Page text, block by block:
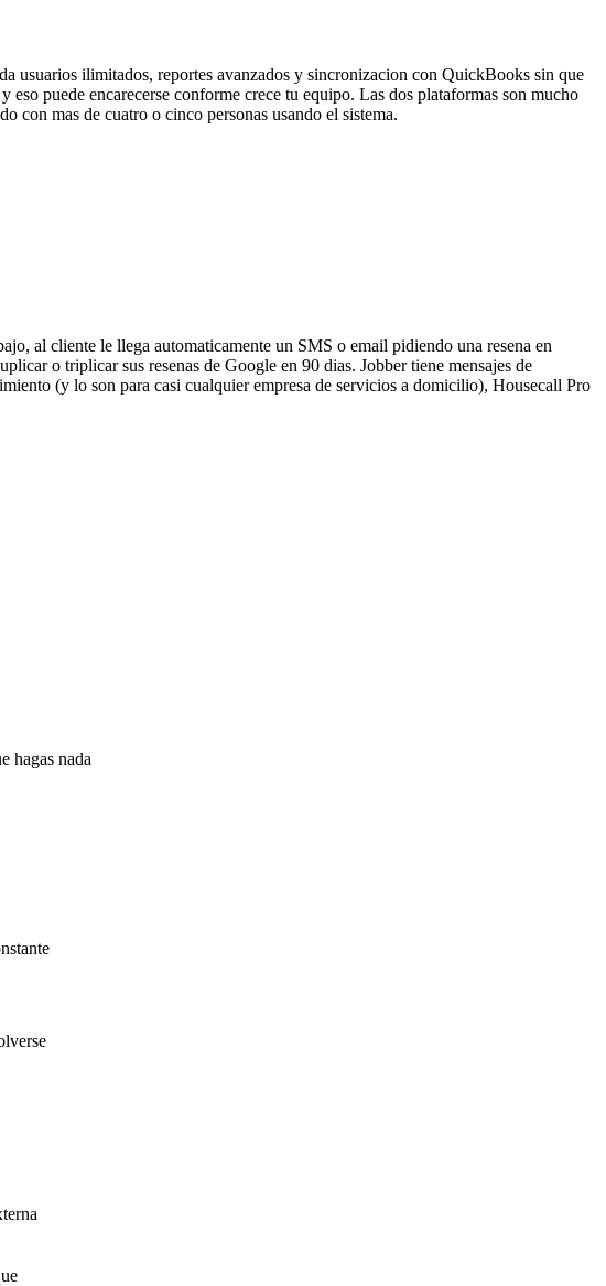
usuarios ilimitados, reportes avanzados y sincronizacion con QuickBooks sin que
puede encarecerse conforme crece tu equipo. Las dos plataformas son mucho
con mas de cuatro o cinco personas usando el sistema.
al cliente le llega automaticamente un SMS o email pidiendo una resena en
o triplicar sus resenas de Google en 90 dias. Jobber tiene mensajes de
(y lo son para casi cualquier empresa de servicios a domicilio), Housecall Pro
hagas nada